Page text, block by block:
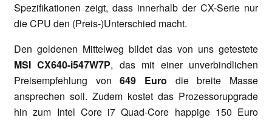
Spezifikationen zeigt, dass innerhalb der CX-Serie nur
die CPU den (Preis-)Unterschied macht.
Den goldenen Mittelweg bildet das von uns getestete
MSI CX640-i547W7P, das mit einer unverbindlichen
Preisempfehlung von649 Euro die breite Masse
ansprechen soll. Zudem kostet das Prozessorupgrade
hin zum Intel Core i7 Quad-Core happige 150 Euro